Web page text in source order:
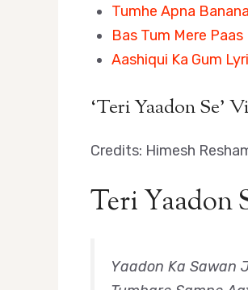
Tumhe Apna
Bas Tum Mere
Aashiqui Ka Gum
‘Teri Yaadon Se’
Credits: Himesh
Teri Yaadon
Yaadon Ka Sawan